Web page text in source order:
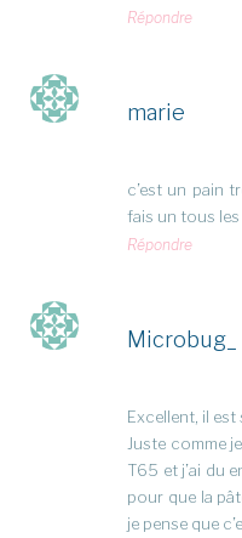
Répondre
marie
c’est un pain
fais un tous
Répondre
Microbug_
Excellent, il
Juste comme
T65 et j’ai du
pour que la
je pense que